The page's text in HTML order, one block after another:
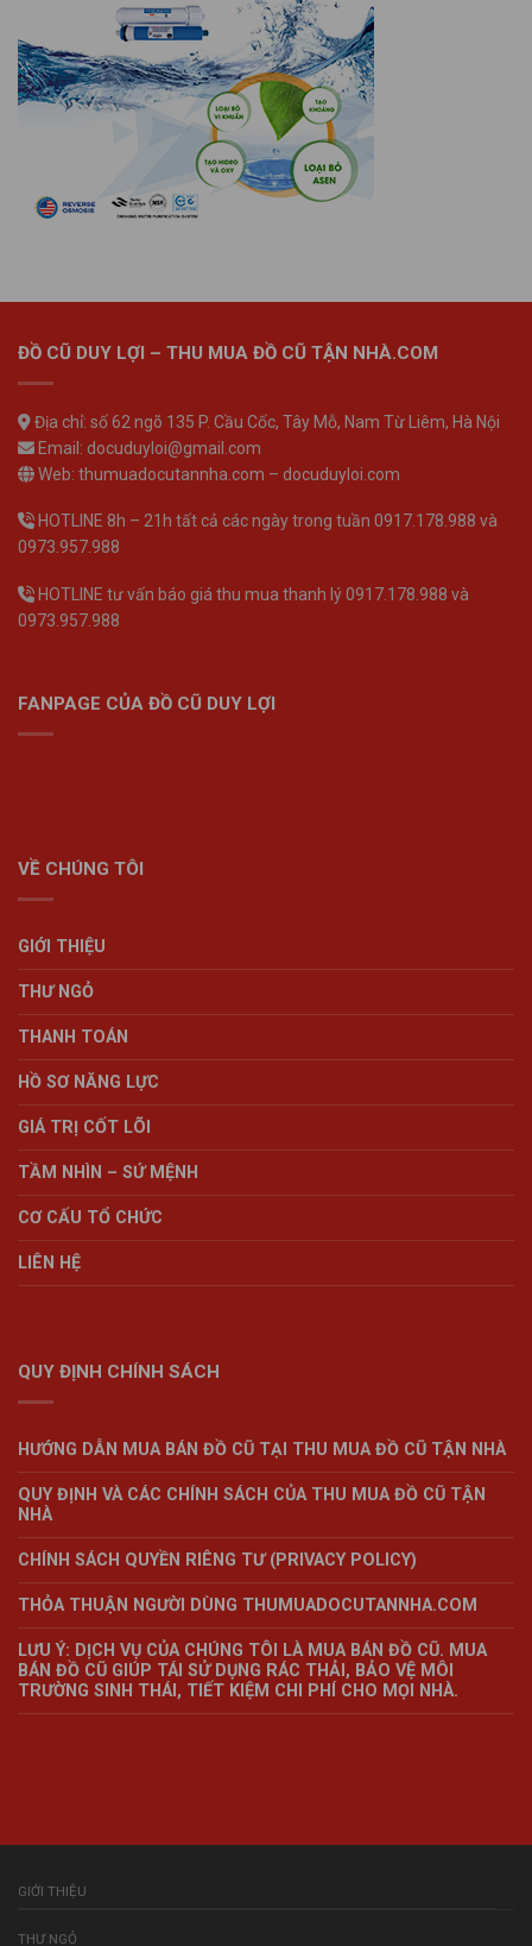
ĐỒ CŨ DUY LỢI – THU MUA ĐỒ CŨ TẬN NHÀ.COM
Địa chỉ: số 62 ngõ 135 P. Cầu Cốc, Tây Mỗ, Nam Từ Liêm, Hà Nội
Email: docuduyloi@gmail.com
Web: thumuadocutannha.com – docuduyloi.com
HOTLINE 8h – 21h tất cả các ngày trong tuần 0917.178.988 và
0973.957.988
HOTLINE tư vấn báo giá thu mua thanh lý 0917.178.988 và
0973.957.988
FANPAGE CỦA ĐỒ CŨ DUY LỢI
VỀ CHÚNG TÔI
GIỚI THIỆU
THƯ NGỎ
THANH TOÁN
HỒ SƠ NĂNG LỰC
GIÁ TRỊ CỐT LÕI
TẦM NHÌN – SỨ MỆNH
CƠ CẤU TỔ CHỨC
LIÊN HỆ
QUY ĐỊNH CHÍNH SÁCH
HƯỚNG DẪN MUA BÁN ĐỒ CŨ TẠI THU MUA ĐỒ CŨ TẬN NHÀ
QUY ĐỊNH VÀ CÁC CHÍNH SÁCH CỦA THU MUA ĐỒ CŨ TẬN
NHÀ
CHÍNH SÁCH QUYỀN RIÊNG TƯ (PRIVACY POLICY)
THỎA THUẬN NGƯỜI DÙNG THUMUADOCUTANNHA.COM
LƯU Ý: DỊCH VỤ CỦA CHÚNG TÔI LÀ MUA BÁN ĐỒ CŨ. MUA
BÁN ĐỒ CŨ GIÚP TÁI SỬ DỤNG RÁC THẢI, BẢO VỆ MÔI
TRƯỜNG SINH THÁI, TIẾT KIỆM CHI PHÍ CHO MỌI NHÀ.
GIỚI THIỆU
THƯ NGỎ